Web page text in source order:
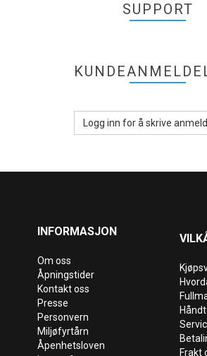
SUPPORT
Logg inn for å skrive
INFORMASJON
Om oss
Åpningstider
Kontakt oss
Presse
Personvern
Miljøfyrtårn
Åpenhetsloven
Frakt